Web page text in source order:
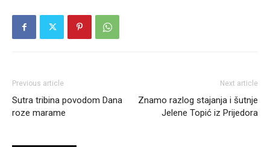
Previous article
Sutra tribina povodom Dana
roze marame
Next article
Znamo razlog stajanja i šutnje
Jelene Topić iz Prijedora